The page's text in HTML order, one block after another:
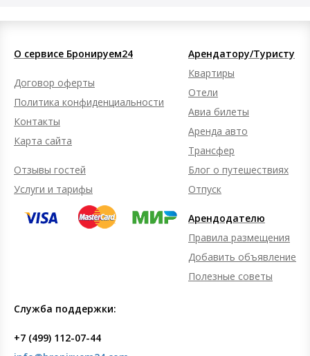
О сервисе Бронируем24
Договор оферты
Политика конфиденциальности
Контакты
Карта сайта
Отзывы гостей
Услуги и тарифы
Арендатору/Туристу
Квартиры
Отели
Авиа билеты
Аренда авто
Трансфер
Блог о путешествиях
Отпуск
Арендодателю
Правила размещения
Добавить объявление
Полезные советы
Служба поддержки:
+7 (499) 112-07-44